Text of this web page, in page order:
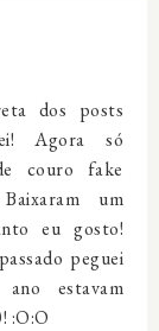
dos posts
Agora só
couro fake
um
eu gosto!
peguei
estavam
:O:O